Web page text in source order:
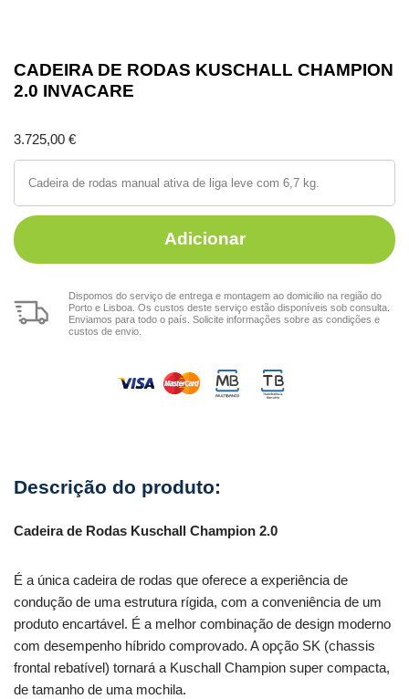
CADEIRA DE RODAS KUSCHALL CHAMPION
2.0 INVACARE
3.725,00 €
Cadeira de rodas manual ativa de liga leve com 6,7 kg.
Adicionar
Dispomos do serviço de entrega e montagem ao domicilio na região do
Porto e Lisboa. Os custos deste serviço estão disponíveis sob consulta.
Enviamos para todo o país. Solicite informações sobre as condições e
custos de envio.
Cadeira de Rodas Kuschall Champion 2.0
É a única cadeira de rodas que oferece a experiência de
condução de uma estrutura rígida, com a conveniência de um
produto encartável. É a melhor combinação de design moderno
com desempenho híbrido comprovado. A opção SK (chassis
frontal rebatível) tornará a Kuschall Champion super compacta,
de tamanho de uma mochila.